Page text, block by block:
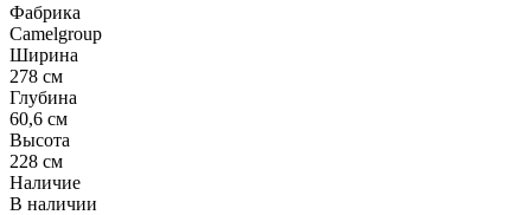
Фабрика
Camelgroup
Ширина
278 см
Глубина
60,6 см
Высота
228 см
Наличие
В наличии